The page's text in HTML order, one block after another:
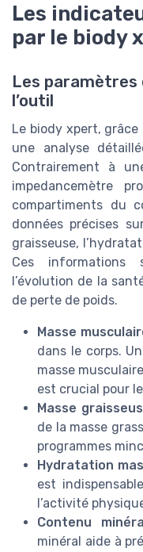
Les
par le biody
Les paramètres
l’outil
Le biody xpert,
une analyse
Contrairement à
impedancemètre
compartiments du
données précises
graisseuse,
Ces informations
l’évolution de la
de perte de poids.
Masse
dans le corps.
masse
est crucial pour
Masse
de la masse
programmes
Hydratation
est
l’activité
Contenu
minéral aide à